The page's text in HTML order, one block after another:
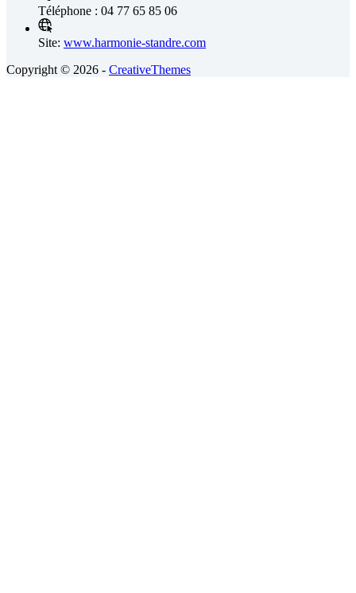
Téléphone : 04 77 65 85 06
Site: www.harmonie-standre.com
Copyright © 2026 - CreativeThemes